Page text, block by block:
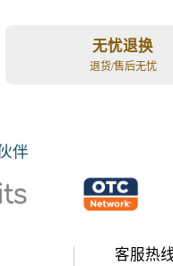
无忧退换
退货/售后无忧
伴
客服热